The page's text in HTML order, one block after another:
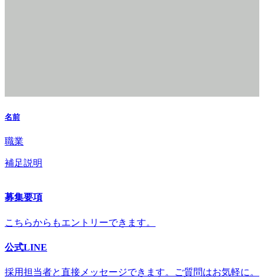
名前
職業
補足説明
募集要項
こちらからもエントリーできます。
公式LINE
採用担当者と直接メッセージできます。ご質問はお気軽に。